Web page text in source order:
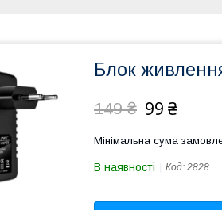
Блок
149 ₴ 99 ₴
Мінімальна сума
В наявності Код: 2828